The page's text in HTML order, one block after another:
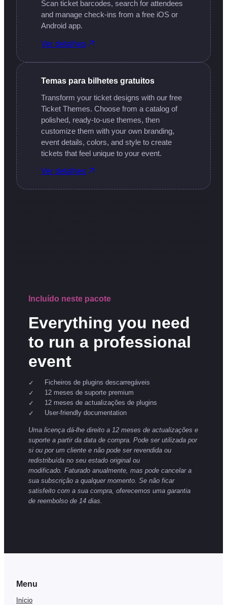
Scan ticket barcodes, search for attendees
and manage check-ins from a free iOS or
Android app.
Ver detalhes
Temas para bilhetes gratuitos
Transform your ticket designs with our free
Ticket Themes. Choose from a catalog of
polished, ready-to-use themes, then
customize them with your own branding,
event details, colors, and style to create
tickets that feel unique to your event.
Ver detalhes
Incluído neste pacote
Everything you need
to run a professional
event
Ficheiros de plugins descarregáveis
12 meses de suporte premium
12 meses de actualizações de plugins
User-friendly documentation
Uma licença dá-lhe direito a 12 meses de actualizações e
suporte a partir da data de compra. Pode ser utilizada por
si ou por um cliente e não pode ser revendida ou
redistribuída no seu estado original ou
modificado. Faturado anualmente, mas pode cancelar a
sua subscrição a qualquer momento. Se não ficar
satisfeito com a sua compra, oferecemos uma garantia
de reembolso de 14 dias.
Menu
Início